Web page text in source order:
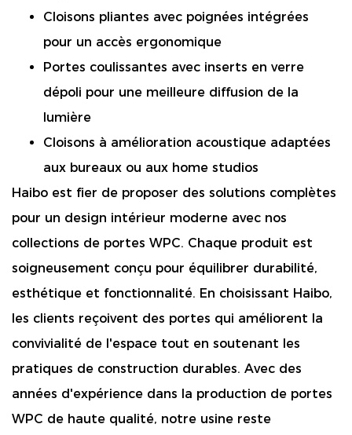
Cloisons pliantes avec poignées intégrées
pour un accès ergonomique
Portes coulissantes avec inserts en verre
dépoli pour une meilleure diffusion de la
lumière
Cloisons à amélioration acoustique adaptées
aux bureaux ou aux home studios
Haibo est fier de proposer des solutions complètes
pour un design intérieur moderne avec nos
collections de portes WPC. Chaque produit est
soigneusement conçu pour équilibrer durabilité,
esthétique et fonctionnalité. En choisissant Haibo,
les clients reçoivent des portes qui améliorent la
convivialité de l'espace tout en soutenant les
pratiques de construction durables. Avec des
années d'expérience dans la production de portes
WPC de haute qualité, notre usine reste